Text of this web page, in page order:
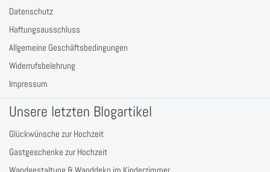
Datenschutz
Haftungsausschluss
Allgemeine Geschäftsbedingungen
Widerrufsbelehrung
Impressum
Unsere letzten Blogartikel
Glückwünsche zur Hochzeit
Gastgeschenke zur Hochzeit